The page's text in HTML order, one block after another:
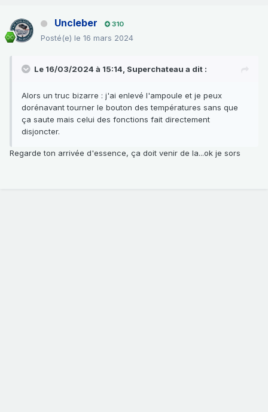
Uncleber 310
Posté(e) le 16 mars 2024
Le 16/03/2024 à 15:14, Superchateau a dit :
Alors un truc bizarre : j'ai enlevé l'ampoule et je peux
dorénavant tourner le bouton des températures sans que
ça saute mais celui des fonctions fait directement
disjoncter.
Regarde ton arrivée d'essence, ça doit venir de la...ok je sors